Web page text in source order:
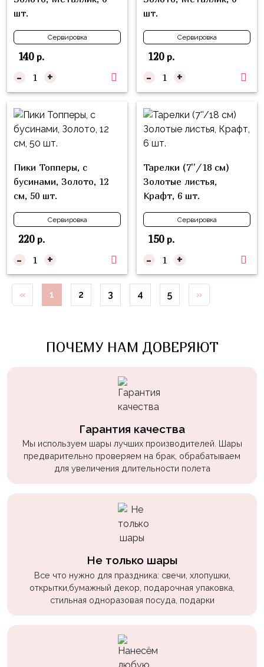
шт.
Сервировка
140р.
- +
шт.
Сервировка
120р.
- +
Пики Топперы, с
бусинами, Золото, 12
см, 50 шт.
Сервировка
220р.
- +
Тарелки (7''/18 см)
Золотые листья,
Крафт, 6 шт.
Сервировка
150р.
- +
« 1 2 3 4 5 »
ПОЧЕМУ НАМ ДОВЕРЯЮТ
Гарантия качества
Мы используем шары лучших производителей. Шары
предварительно проверяем на брак, обрабатываем
для увеличения длительности полета
Не только шары
Все что нужно для праздника: свечи, хлопушки,
открытки,бумажный декор, подарочная упаковка,
стильная одноразовая посуда, подарки
Войны
Уэнсдэй
Трансформеры
Фрукты
Овощи
Шары
для
Геймеров
Супергерои
Пиратская
Вечеринка
Девочкам
Бабочки,
жучки,
пчелки
Мальчикам
Недетские
Музыка